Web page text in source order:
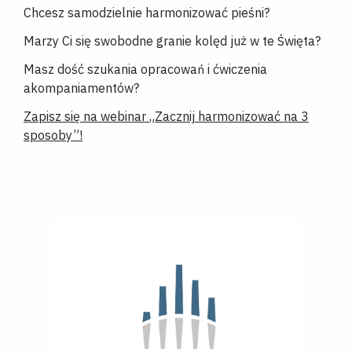
Chcesz samodzielnie harmonizować pieśni?
Marzy Ci się swobodne granie kolęd już w te Święta?
Masz dość szukania opracowań i ćwiczenia
akompaniamentów?
Zapisz się na webinar „Zacznij harmonizować na 3
sposoby”!